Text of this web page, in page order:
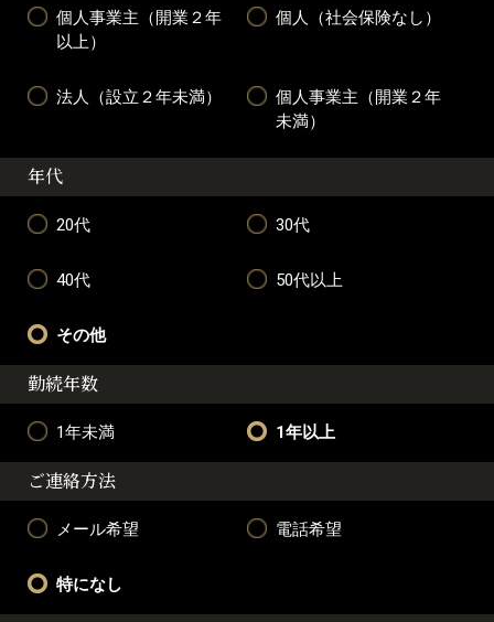
個人事業主（開業２年
以上）
個人（社会保険なし）
法人（設立２年未満）
個人事業主（開業２年
未満）
年代
20代 30代
40代 50代以上
その他
勤続年数
1年未満 1年以上
ご連絡方法
メール希望 電話希望
特になし